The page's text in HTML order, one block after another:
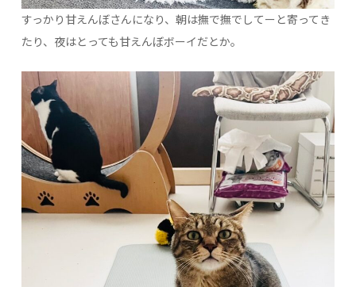
すっかり甘えんぼさんになり、朝は撫で撫でしてーと寄ってき
たり、夜はとっても甘えんぼボーイだとか。